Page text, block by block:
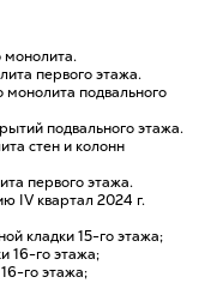
монолита.
первого этажа.
подвального
подвального этажа.
стен и колонн
первого этажа.
IV квартал 2024 г.
кладки 15-го этажа;
16-го этажа;
го этажа;